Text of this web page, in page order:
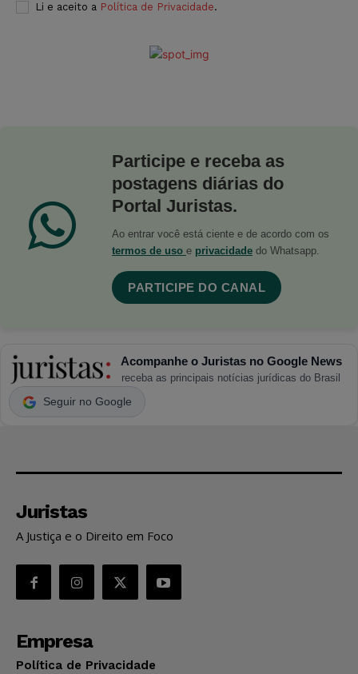
Li e aceito a Política de Privacidade.
Participe e receba as
postagens diárias do
Portal Juristas.
Ao entrar você está ciente e de acordo com os
termos de uso e privacidade do Whatsapp.
PARTICIPE DO CANAL
Acompanhe o Juristas no Google News
receba as principais notícias jurídicas do Brasil
Seguir no Google
Juristas
A Justiça e o Direito em Foco
Empresa
Política de Privacidade